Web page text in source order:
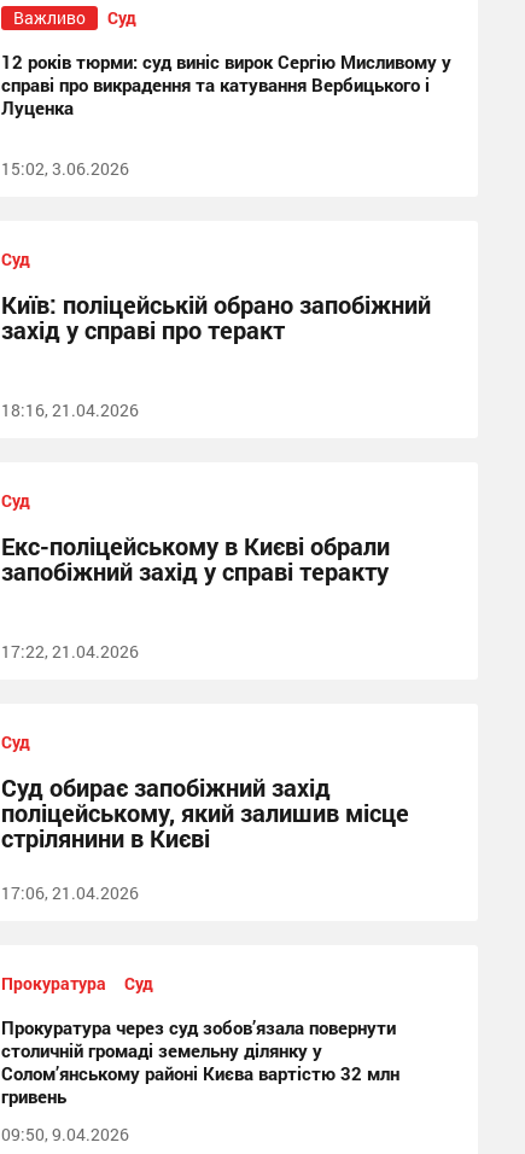
Важливо Суд
12 років тюрми: суд виніс вирок Сергію Мисливому у
справі про викрадення та катування Вербицького і
Луценка
15:02, 3.06.2026
Суд
Київ: поліцейській обрано запобіжний
захід у справі про теракт
18:16, 21.04.2026
Суд
Екс-поліцейському в Києві обрали
запобіжний захід у справі теракту
17:22, 21.04.2026
Суд
Суд обирає запобіжний захід
поліцейському, який залишив місце
стрілянини в Києві
17:06, 21.04.2026
Прокуратура Суд
Прокуратура через суд зобов’язала повернути
столичній громаді земельну ділянку у
Солом’янському районі Києва вартістю 32 млн
гривень
09:50, 9.04.2026